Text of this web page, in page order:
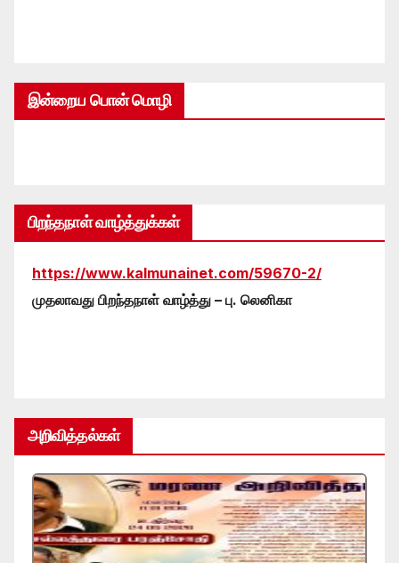
இன்றைய பொன் மொழி
பிறந்தநாள் வாழ்த்துக்கள்
https://www.kalmunainet.com/59670-2/
முதலாவது பிறந்தநாள் வாழ்த்து – பு. லெனிகா
அறிவித்தல்கள்